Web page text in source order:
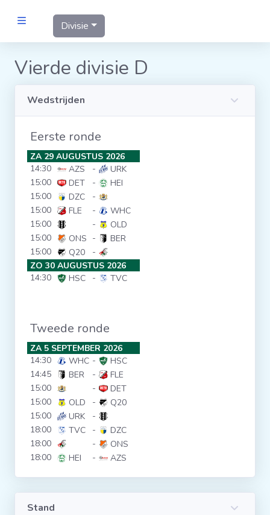
Statistieken
Voetbalpiramide
Links
VROUWEN
Wedstrijden
Statistieken
Voetbalpiramide
Overige links
Divisie
Vierde divisie D
Wedstrijden
Eerste ronde
ZA 29 AUGUSTUS 2026
14:30
AZS -
URK
15:00
DET -
HEI
15:00
DZC
-
15:00
FLE -
WHC
15:00
-
OLD
15:00
ONS -
BER
15:00
Q20
-
ZO 30 AUGUSTUS 2026
14:30
HSC - TVC
Tweede ronde
ZA 5 SEPTEMBER 2026
14:30
WHC -
HSC
14:45
BER -
FLE
15:00
-
DET
15:00
OLD -
Q20
15:00
URK
-
18:00
TVC -
DZC
18:00
-
ONS
18:00
HEI - AZS
Stand